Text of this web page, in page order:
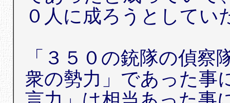
０人に成ろうとしてい
「３５０の銃隊の偵
衆の勢力」であった事